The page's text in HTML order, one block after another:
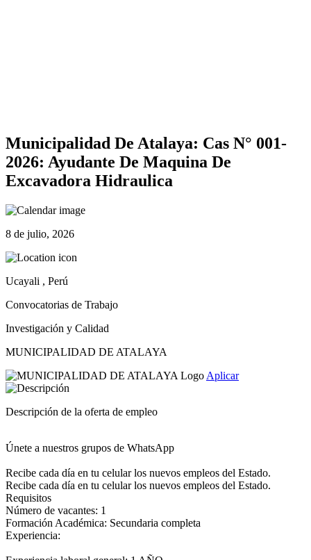
Municipalidad De Atalaya: Cas N° 001-
2026: Ayudante De Maquina De
Excavadora Hidraulica
8 de julio, 2026
Ucayali , Perú
Convocatorias de Trabajo
Investigación y Calidad
MUNICIPALIDAD DE ATALAYA
Aplicar
Descripción de la oferta de empleo
Únete a nuestros grupos de WhatsApp
Recibe cada día en tu celular los nuevos empleos del Estado.
Recibe cada día en tu celular los nuevos empleos del Estado.
Requisitos
Número de vacantes: 1
Formación Académica: Secundaria completa
Experiencia: